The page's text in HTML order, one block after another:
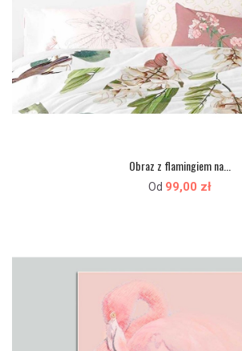
Obraz z flamingiem na...
Od 99,00 zł